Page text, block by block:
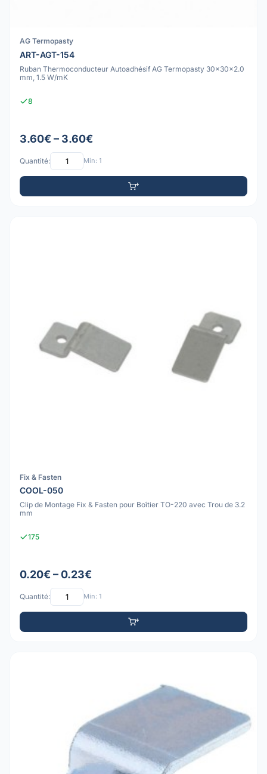
AG Termopasty
ART-AGT-154
Ruban Thermoconducteur Autoadhésif AG Termopasty 30x30x2.0
mm, 1.5 W/mK
8
3.60€ – 3.60€
Quantité: Min: 1
Fix & Fasten
COOL-050
Clip de Montage Fix & Fasten pour Boîtier TO-220 avec Trou de 3.2
mm
175
0.20€ – 0.23€
Quantité: Min: 1